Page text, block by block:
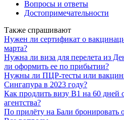
Вопросы и ответы
Достопримечательности
Также спрашивают
Нужен ли сертификат о
марта?
Нужна ли виза для перелета из
ли оформить ее по прибытии?
Нужны ли ПЦР-тесты или
Сингапура в 2023 году?
Как продлить визу B1 на 60 дней
агентства?
По прилёту на Бали бронировать